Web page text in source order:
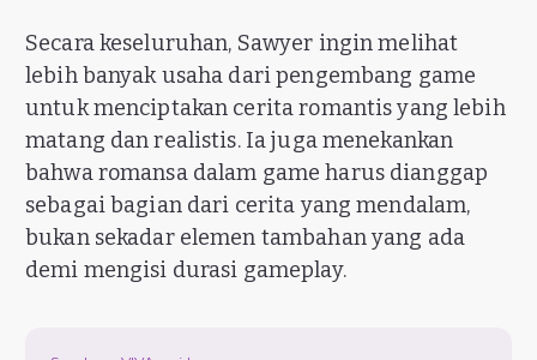
Secara keseluruhan, Sawyer ingin melihat
lebih banyak usaha dari pengembang game
untuk menciptakan cerita romantis yang lebih
matang dan realistis. Ia juga menekankan
bahwa romansa dalam game harus dianggap
sebagai bagian dari cerita yang mendalam,
bukan sekadar elemen tambahan yang ada
demi mengisi durasi gameplay.